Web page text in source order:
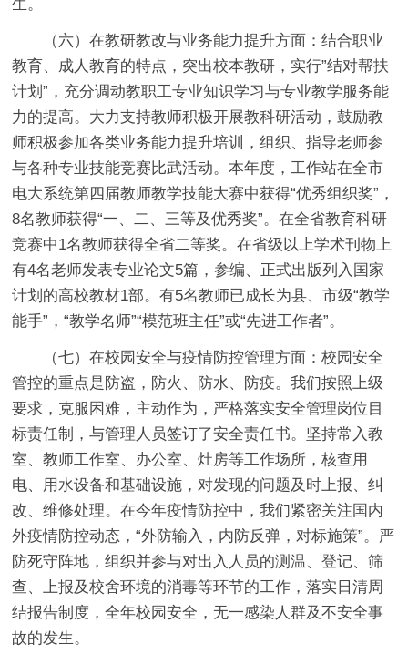
生。
（六）在教研教改与业务能力提升方面：结合职业
教育、成人教育的特点，突出校本教研，实行”结对帮扶
计划”，充分调动教职工专业知识学习与专业教学服务能
力的提高。大力支持教师积极开展教科研活动，鼓励教
师积极参加各类业务能力提升培训，组织、指导老师参
与各种专业技能竞赛比武活动。本年度，工作站在全市
电大系统第四届教师教学技能大赛中获得“优秀组织奖”，
8名教师获得“一、二、三等及优秀奖”。在全省教育科研
竞赛中1名教师获得全省二等奖。在省级以上学术刊物上
有4名老师发表专业论文5篇，参编、正式出版列入国家
计划的高校教材1部。有5名教师已成长为县、市级“教学
能手”，“教学名师”“模范班主任”或“先进工作者”。
（七）在校园安全与疫情防控管理方面：校园安全
管控的重点是防盗，防火、防水、防疫。我们按照上级
要求，克服困难，主动作为，严格落实安全管理岗位目
标责任制，与管理人员签订了安全责任书。坚持常入教
室、教师工作室、办公室、灶房等工作场所，核查用
电、用水设备和基础设施，对发现的问题及时上报、纠
改、维修处理。在今年疫情防控中，我们紧密关注国内
外疫情防控动态，“外防输入，内防反弹，对标施策”。严
防死守阵地，组织并参与对出入人员的测温、登记、筛
查、上报及校舍环境的消毒等环节的工作，落实日清周
结报告制度，全年校园安全，无一感染人群及不安全事
故的发生。